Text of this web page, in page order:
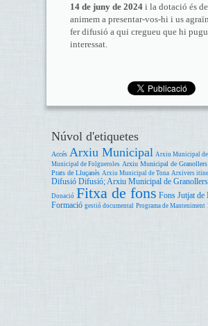
14 de juny de 2024i la dotació és
animem a presentar-vos-hi i us
fer difusió a qui cregueu que hi
interessat.
Núvol d'etiquetes
Accés Arxiu Municipal Arxiu Municipal
Municipal de Folgueroles Arxiu Municipal de Granollers
Prats de Lluçanès Arxiu Municipal de Tona Arxivers
Difusió Difusió; Arxiu Municipal de Granollers
Donació Fitxa de fons Fons Jutjat de
Formació gestió documental Programa de Manteniment